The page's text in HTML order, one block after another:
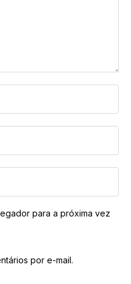
para a próxima vez
por e-mail.